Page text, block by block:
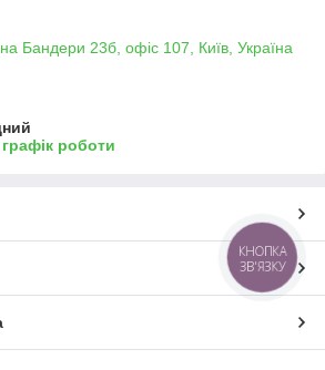
Бандери 23б, офіс 107, Київ, Україна
роботи
КНОПКА
ЗВ'ЯЗКУ